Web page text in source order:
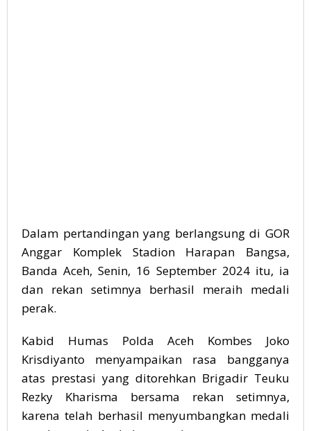
Dalam pertandingan yang berlangsung di GOR
Anggar Komplek Stadion Harapan Bangsa,
Banda Aceh, Senin, 16 September 2024 itu, ia
dan rekan setimnya berhasil meraih medali
perak.
Kabid Humas Polda Aceh Kombes Joko
Krisdiyanto menyampaikan rasa bangganya
atas prestasi yang ditorehkan Brigadir Teuku
Rezky Kharisma bersama rekan setimnya,
karena telah berhasil menyumbangkan medali